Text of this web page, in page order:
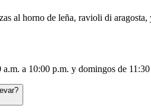
al horno de leña, ravioli di
a 10:00 p.m. y domingos de